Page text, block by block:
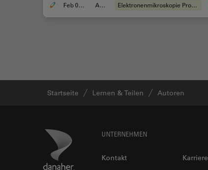
Feb 09, 2015 Artikel Elektronenmikroskopie Probenvorbereitung
Startseite Lernen & Teilen Autoren
Danaher Logo UNTERNEHMEN
Kontakt
Karriere